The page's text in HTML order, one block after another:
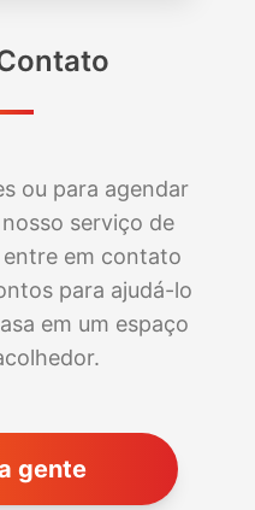
ou para agendar
serviço de
entre em contato
para ajudá-lo
em um espaço
gente